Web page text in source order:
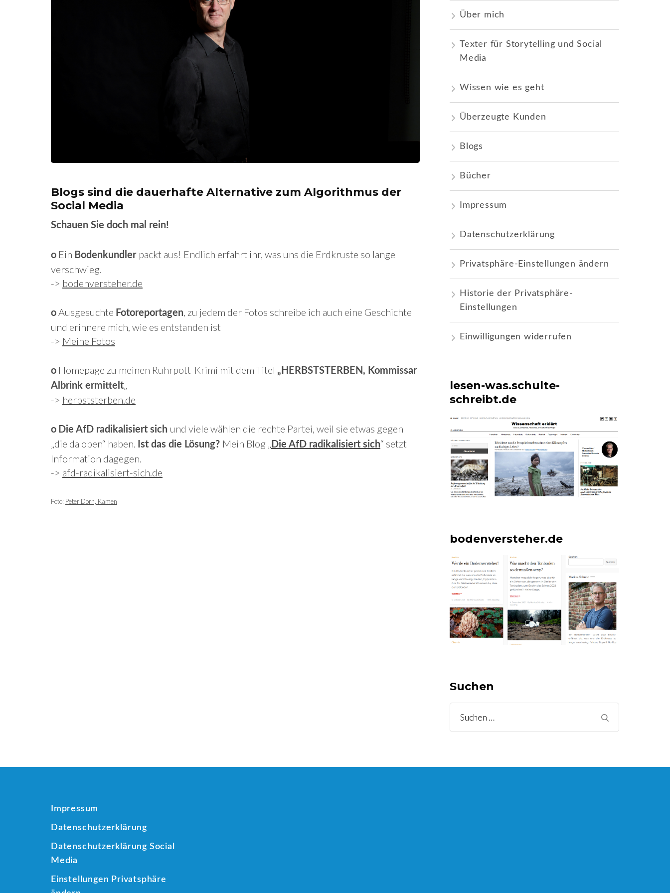
Blogs sind die dauerhafte Alternative zum Algorithmus der
Social Media
Schauen Sie doch mal rein!
o Ein Bodenkundler packt aus! Endlich erfahrt ihr, was uns die Erdkruste so lange
verschwieg.
-> bodenversteher.de
o Ausgesuchte Fotoreportagen, zu jedem der Fotos schreibe ich auch eine Geschichte
und erinnere mich, wie es entstanden ist
-> Meine Fotos
o Homepage zu meinen Ruhrpott-Krimi mit dem Titel „HERBSTSTERBEN, Kommissar
Albrink ermittelt„
-> herbststerben.de
o Die AfD radikalisiert sich und viele wählen die rechte Partei, weil sie etwas gegen
„die da oben“ haben. Ist das die Lösung? Mein Blog „ Die AfD radikalisiert sich“ setzt
Information dagegen.
-> afd-radikalisiert-sich.de
Foto: Peter Dorn, Kamen
Über mich
Texter für Storytelling und Social
Media
Wissen wie es geht
Überzeugte Kunden
Blogs
Bücher
Impressum
Datenschutzerklärung
Privatsphäre-Einstellungen ändern
Historie der Privatsphäre-
Einstellungen
Einwilligungen widerrufen
lesen-was.schulte-
schreibt.de
bodenversteher.de
Suchen
Suchen
nach:
Impressum
Datenschutzerklärung
Datenschutzerklärung Social
Media
Einstellungen Privatsphäre